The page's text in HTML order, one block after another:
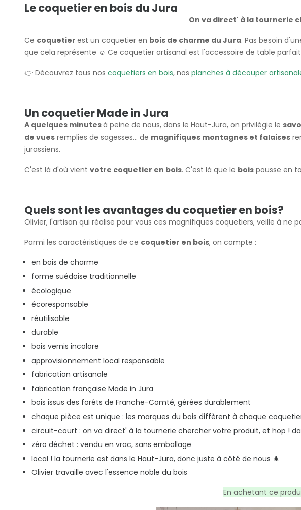
Le coquetier en bois du Jura
On va direct' à la tournerie
Ce coquetier est un coquetier en bois de charme du Jura. Pas besoin
que cela représente ☺️ Ce coquetier artisanal est l'accessoire de table
👉 Découvrez tous nos coquetiers en bois, nos planches à découper
Un coquetier Made in Jura
A quelques minutesà peine de nous, dans le Haut-Jura, on privilégie le
de vues remplies de sagesses... de magnifiques montagnes et falaises
jurassiens.
C'est là d'où vient votre coquetier en bois. C'est là que le bois pousse en
Quels sont les avantages du coquetier en bois?
Olivier, l'artisan qui réalise pour vous ces magnifiques coquetiers, veille à ne
Parmi les caractéristiques de ce coquetier en bois, on compte :
en bois de charme
forme suédoise traditionnelle
écologique
écoresponsable
réutilisable
durable
bois vernis incolore
approvisionnement local responsable
fabrication artisanale
fabrication française Made in Jura
bois issus des forêts de Franche-Comté, gérées durablement
chaque pièce est unique : les marques du bois diffèrent à chaque
circuit-court : on va direct' à la tournerie chercher votre produit, et hop !
zéro déchet : vendu en vrac, sans emballage
local ! la tournerie est dans le Haut-Jura, donc juste à côté de nous 🌲
Olivier travaille avec l'essence noble du bois
En achetant ce